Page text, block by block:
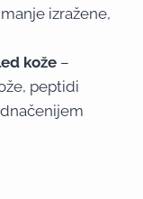
izražene,
kože –
peptidi